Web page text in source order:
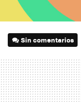
Sin comentarios